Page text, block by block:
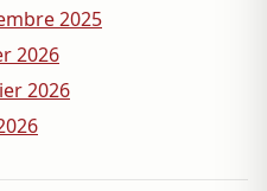
2025
2026
2026